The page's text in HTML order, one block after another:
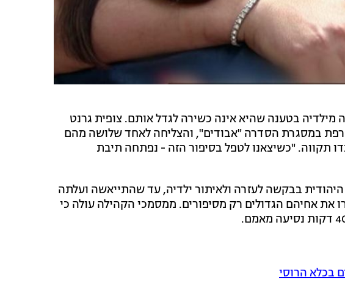
ארבעה מילדיה בטענה שהיא אינה כשירה לגדל אותם. צופית גרנט
במסגרת הסדרה "אבודים", והצליחה לאחד שלושה מהם
תקווה. "כשיצאנו לטפל בסיפור הזה - נפתחה תיבת
היהודית בבקשה לעזרה ולאיתור ילדיה, עד שהתייאשה ועלתה
את אחיהם הגדולים רק מסיפורים. ממסמכי הקהילה עולה כי
בכלא הרוסי